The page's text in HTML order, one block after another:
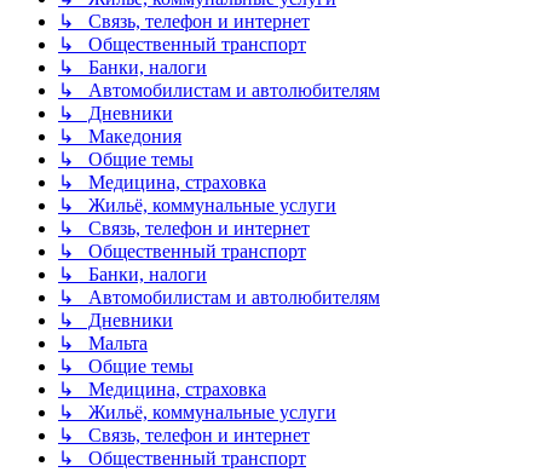
↳ Связь, телефон и интернет
↳ Общественный транспорт
↳ Банки, налоги
↳ Автомобилистам и автолюбителям
↳ Дневники
↳ Македония
↳ Общие темы
↳ Медицина, страховка
↳ Жильё, коммунальные услуги
↳ Связь, телефон и интернет
↳ Общественный транспорт
↳ Банки, налоги
↳ Автомобилистам и автолюбителям
↳ Дневники
↳ Мальта
↳ Общие темы
↳ Медицина, страховка
↳ Жильё, коммунальные услуги
↳ Связь, телефон и интернет
↳ Общественный транспорт